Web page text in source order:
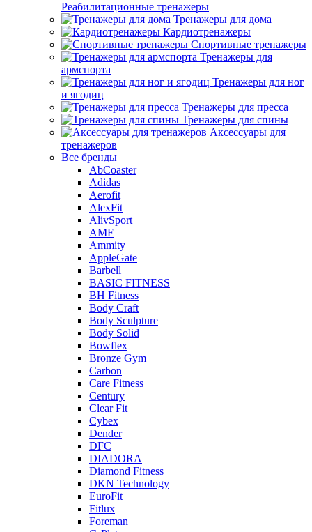
Реабилитационные тренажеры
Тренажеры для дома
Кардиотренажеры
Спортивные тренажеры
Тренажеры для
армспорта
Тренажеры для ног
и ягодиц
Тренажеры для пресса
Тренажеры для спины
Аксессуары для
тренажеров
Все бренды
AbCoaster
Adidas
Aerofit
AlexFit
AlivSport
AMF
Ammity
AppleGate
Barbell
BASIC FITNESS
BH Fitness
Body Craft
Body Sculpture
Body Solid
Bowflex
Bronze Gym
Carbon
Care Fitness
Century
Clear Fit
Cybex
Dender
DFC
DIADORA
Diamond Fitness
DKN Technology
EuroFit
Fitlux
Foreman